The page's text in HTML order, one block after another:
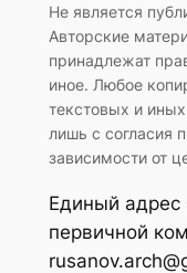
Не является
Авторские
принадлежат
иное. Любое
текстовых и
лишь с согласия
зависимости от
Единый адрес
первичной